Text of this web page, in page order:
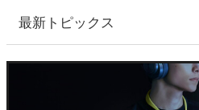
最新トピックス